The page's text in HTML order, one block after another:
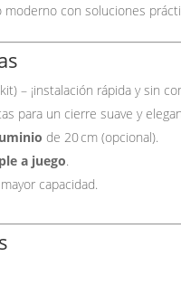
moderno con soluciones
– ¡instalación rápida y sin
para un cierre suave y
de 20 cm (opcional).
a juego.
capacidad.